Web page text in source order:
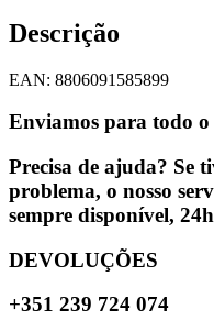
Descrição
EAN: 8806091585899
Enviamos para todo
Precisa de ajuda? Se
problema, o nosso
sempre disponível,
DEVOLUÇÕES
+351 239 724 074